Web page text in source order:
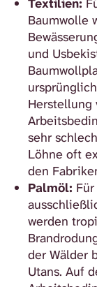
Textilien:
Baumwolle
und
Herstellung
sehr
Löhne oft
den
Palmöl:
werden
der Wälder
Utans. Auf